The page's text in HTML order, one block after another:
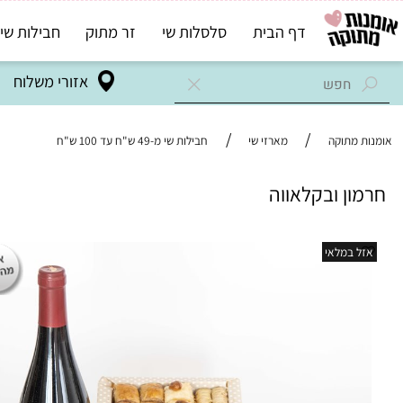
אזורי משלוח
דף הבית סלסלות שי זר מתוק חבילות שי בד"ץ
/ מארזי שי / חבילות שי מ-49 ש"ח עד 100 ש"ח
ובקלאווה